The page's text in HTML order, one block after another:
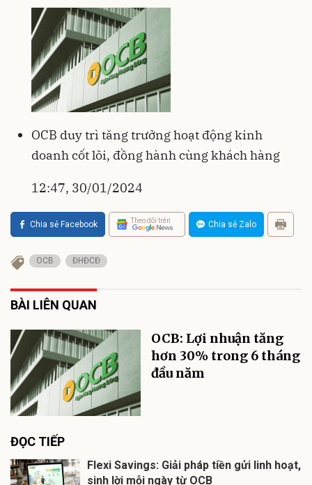
OCB duy trì tăng trưởng hoạt động kinh
doanh cốt lõi, đồng hành cùng khách hàng
12:47, 30/01/2024
Chia sẻ Facebook Theo dõi trên Chia sẻ Zalo
OCB ĐHĐCĐ
BÀI LIÊN QUAN
OCB: Lợi nhuận tăng
hơn 30% trong 6 tháng
đầu năm
ĐỌC TIẾP
Flexi Savings: Giải pháp tiền gửi linh hoạt,
sinh lời mỗi ngày từ OCB